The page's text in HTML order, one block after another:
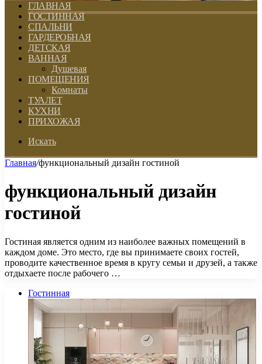
ГЛАВНАЯ
ГОСТИННАЯ
СПАЛЬНИ
ГАРДЕРОБНАЯ
ДЕТСКАЯ
ВАННАЯ
Душевая
ПОМЕЩЕНИЯ
Комнаты
ТУАЛЕТ
КУХНИ
ПРИХОЖАЯ
Искать
Главная/функциональный дизайн гостиной
функциональный дизайн
гостиной
Гостиная является одним из наиболее важных помещений в
каждом доме. Это место, где вы принимаете своих гостей,
проводите качественное время в кругу семьи и друзей, а также
отдыхаете после рабочего …
Гостинная